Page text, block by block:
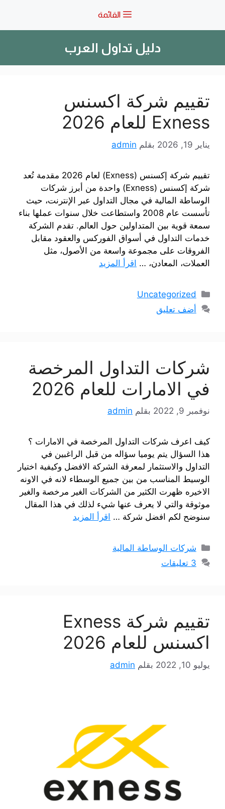
المحتوى
القائمة
دليل تداول العرب
تقييم شركة اكسنس
Exness للعام 2026
يناير 19, 2026 بقلم admin
تقييم شركة إكسنس (Exness) لعام 2026 مقدمة تُعد
شركة إكسنس (Exness) واحدة من أبرز شركات
الوساطة المالية في مجال التداول عبر الإنترنت، حيث
تأسست عام 2008 واستطاعت خلال سنوات عملها بناء
سمعة قوية بين المتداولين حول العالم. تقدم الشركة
خدمات التداول في أسواق الفوركس والعقود مقابل
الفروقات على مجموعة واسعة من الأصول، مثل
العملات، المعادن، … اقرأ المزيد
التصنيفات
Uncategorized
أضف تعليق
شركات التداول المرخصة
في الامارات للعام 2026
نوفمبر 9, 2022 بقلم admin
كيف اعرف شركات التداول المرخصة في الامارات ؟
هذا السؤال يتم يوميا سؤاله من قبل الراغبين في
التداول والاستثمار لمعرفة الشركة الافضل وكيفية اختيار
الوسيط المناسب من بين جميع الوسطاء لانه في الاونه
الاخيره ظهرت الكثير من الشركات الغير مرخصة والغير
موثوقة والتي لا يعرف عنها شيء لذلك في هذا المقال
سنوضح لكم افضل شركة … اقرأ المزيد
التصنيفات
شركات الوساطة المالية
3 تعليقات
تقييم شركة Exness
اكسنس للعام 2026
يوليو 10, 2022 بقلم admin